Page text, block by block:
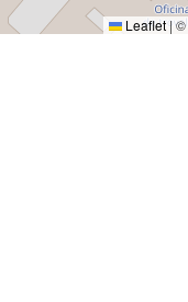
Leaflet|©